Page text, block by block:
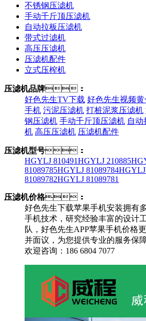
不锈钢压滤机
手动千斤顶压滤机
自动拉板压滤机
带式过滤机
高压压滤机
压滤机配件
立式压榨机
压滤机品牌：
好色先生TV下载 好色先生视频黄
手机 污泥压滤机 打桩泥浆压滤机
钢压滤机 手动千斤顶压滤机 自动
机 高压压滤机 压滤机配件
压滤机型号：
HGYLJ 810491HGYLJ 210885
81089785HGYLJ 81089784HGYLJ
81089782HGYLJ 81089781
压滤机价格：
好色先生下载苹果手机安装拥有
手机技术，研究经验丰富的设
队，好色先生APP苹果手机价格
并面议，为您提供专业的服务保障
欢迎咨询：186 6804 7077